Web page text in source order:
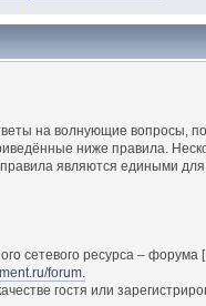
на волнующие вопросы,
ниже правила.
являются едиными для
сетевого ресурса – форума
forum.
гостя или